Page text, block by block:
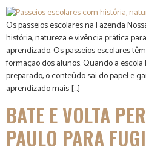
Os passeios escolares na Fazenda
história, natureza e vivência prática
aprendizado. Os passeios escolares
formação dos alunos. Quando a
preparado, o conteúdo sai do papel e
aprendizado mais […]
BATE E VOLTA
PAULO PARA